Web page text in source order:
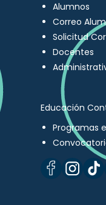
Alumnos
Correo
Solicitud
Docentes
Educación
Programas